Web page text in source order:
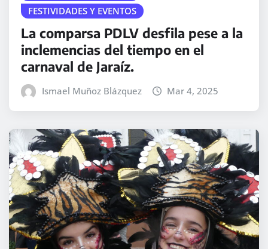
FESTIVIDADES Y EVENTOS
La comparsa PDLV desfila pese a la
inclemencias del tiempo en el
carnaval de Jaraíz.
Ismael Muñoz Blázquez Mar 4, 2025